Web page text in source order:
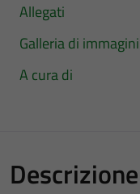
Allegati
Galleria di immagini
A cura di
Descrizione